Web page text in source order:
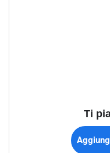
Ti